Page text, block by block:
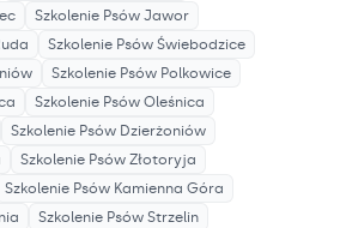
Szkolenie Psów Jawor
Szkolenie Psów Świebodzice
Szkolenie Psów Polkowice
Szkolenie Psów Oleśnica
Szkolenie Psów Dzierżoniów
Szkolenie Psów Złotoryja
Szkolenie Psów Kamienna Góra
Szkolenie Psów Strzelin